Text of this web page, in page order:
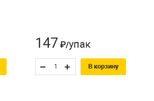
147 ₽/упак
В корзину